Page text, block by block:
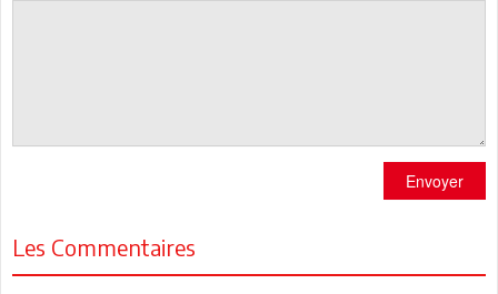
Envoyer
Les Commentaires